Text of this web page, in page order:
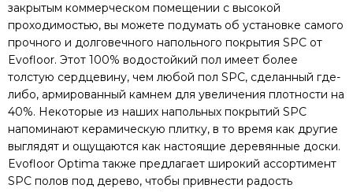
закрытым коммерческом помещении с высокой
проходимостью, вы можете подумать об установке самого
прочного и долговечного напольного покрытия SPC от
Evofloor. Этот 100% водостойкий пол имеет более
толстую сердцевину, чем любой пол SPC, сделанный где-
либо, армированный камнем для увеличения плотности на
40%. Некоторые из наших напольных покрытий SPC
напоминают керамическую плитку, в то время как другие
выглядят и ощущаются как настоящие деревянные доски.
Evofloor Optima также предлагает широкий ассортимент
SPC полов под дерево, чтобы привнести радость